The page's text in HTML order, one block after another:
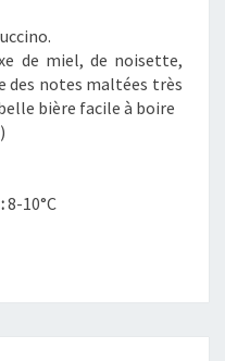
de miel, de noisette,
des notes maltées très
bière facile à boire
8-10°C